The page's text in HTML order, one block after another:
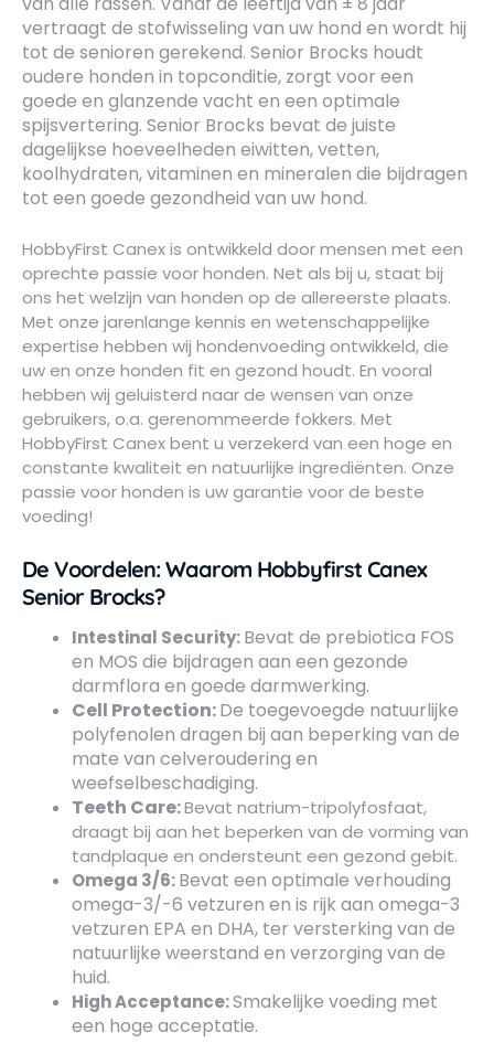
vertraagt de stofwisseling van uw hond en wordt hij
tot de senioren gerekend. Senior Brocks houdt
oudere honden in topconditie, zorgt voor een
goede en glanzende vacht en een optimale
spijsvertering. Senior Brocks bevat de juiste
dagelijkse hoeveelheden eiwitten, vetten,
koolhydraten, vitaminen en mineralen die bijdragen
tot een goede gezondheid van uw hond.
HobbyFirst Canex is ontwikkeld door mensen met een
oprechte passie voor honden. Net als bij u, staat bij
ons het welzijn van honden op de allereerste plaats.
Met onze jarenlange kennis en wetenschappelijke
expertise hebben wij hondenvoeding ontwikkeld, die
uw en onze honden fit en gezond houdt. En vooral
hebben wij geluisterd naar de wensen van onze
gebruikers, o.a. gerenommeerde fokkers. Met
HobbyFirst Canex bent u verzekerd van een hoge en
constante kwaliteit en natuurlijke ingrediënten. Onze
passie voor honden is uw garantie voor de beste
voeding!
De Voordelen: Waarom Hobbyfirst Canex
Senior Brocks?
Intestinal Security:Bevat de prebiotica FOS
en MOS die bijdragen aan een gezonde
darmflora en goede darmwerking.
Cell Protection:De toegevoegde natuurlijke
polyfenolen dragen bij aan beperking van de
mate van celveroudering en
weefselbeschadiging.
Teeth Care:Bevat natrium-tripolyfosfaat,
draagt bij aan het beperken van de vorming van
tandplaque en ondersteunt een gezond gebit.
Omega 3/6:Bevat een optimale verhouding
omega-3/-6 vetzuren en is rijk aan omega-3
vetzuren EPA en DHA, ter versterking van de
natuurlijke weerstand en verzorging van de
huid.
High Acceptance:Smakelijke voeding met
een hoge acceptatie.